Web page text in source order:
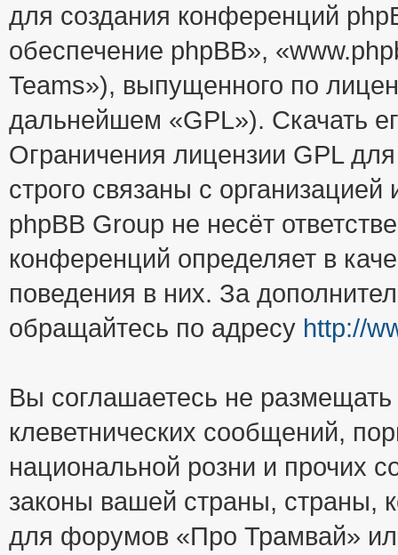
для создания конференций
обеспечение phpBB»,
Teams»), выпущенного по
дальнейшем «GPL»). Скачать
Ограничения лицензии GPL
строго связаны с
phpBB Group не несёт
конференций определяет в
поведения в них. За
обращайтесь по адресу http://
Вы соглашаетесь не
клеветнических сообщений,
национальной розни и прочих
законы вашей страны, страны,
для форумов «Про Трамвай»